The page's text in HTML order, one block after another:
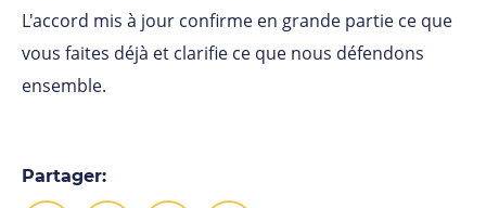
L'accord mis à jour confirme en grande partie ce que
vous faites déjà et clarifie ce que nous défendons
ensemble.
Partager: